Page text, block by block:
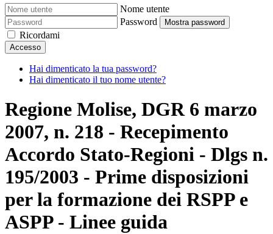
Nome utente
Password
Mostra password
Ricordami
Accesso
Hai dimenticato la tua password?
Hai dimenticato il tuo nome utente?
Regione Molise, DGR 6 marzo
2007, n. 218 - Recepimento
Accordo Stato-Regioni - Dlgs n.
195/2003 - Prime disposizioni
per la formazione dei RSPP e
ASPP - Linee guida